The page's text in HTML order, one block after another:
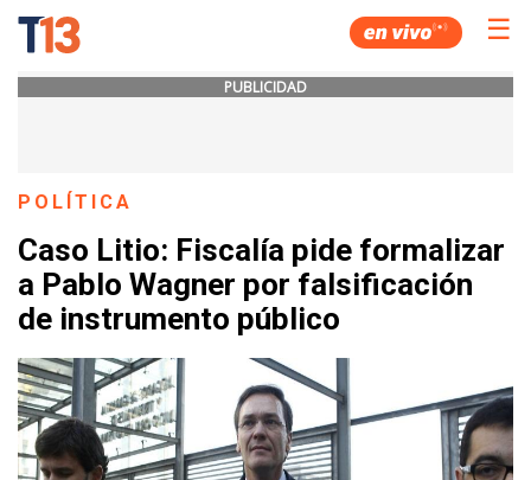
☰
PUBLICIDAD
POLÍTICA
Caso Litio: Fiscalía pide formalizar
a Pablo Wagner por falsificación
de instrumento público